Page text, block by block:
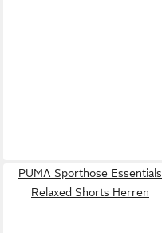
PUMA Sporthose Essentials
Relaxed Shorts Herren